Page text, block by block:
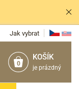
Jak vybrat
0
KOŠÍK
je prázdný